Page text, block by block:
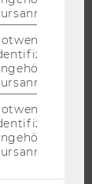
zur
r für
zur
r für